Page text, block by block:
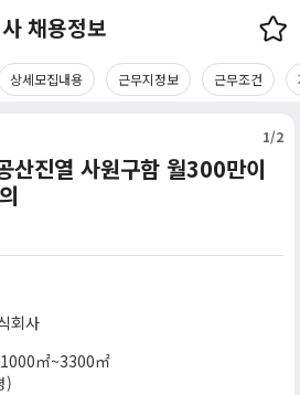
채용정보
상세모집내용 근무지정보 근무조건
1/2
산진열 사원구함 월300만이
회사
㎡~3300㎡
)